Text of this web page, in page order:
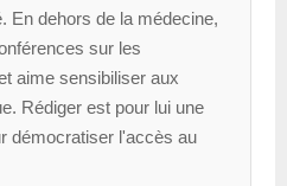
En dehors de la médecine,
sur les
aime sensibiliser aux
Rédiger est pour lui une
démocratiser l'accès au